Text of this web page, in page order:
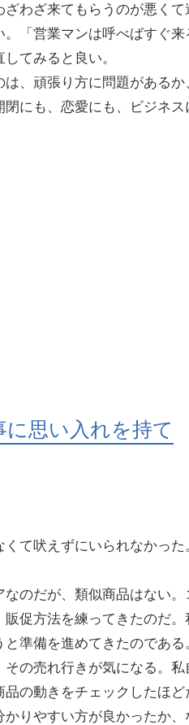
わざ来てもらうのが悪く
「営業マンは呼べばすぐ
てみると良い。
、頑張り方に問題があるか
にも、恋愛にも、ビジネ
に思い入れを持て
て吠えずにいられなかった
のだが、類似商品はない。
促方法を練ってきたのだ。
準備を進めてきたのであ
の売れ行きが気になる。
の動きをチェックしたほ
りやすい方が良かったか